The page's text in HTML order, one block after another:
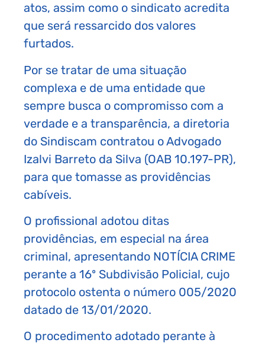
atos, assim como o sindicato acredita
que será ressarcido dos valores
furtados.
Por se tratar de uma situação
complexa e de uma entidade que
sempre busca o compromisso com a
verdade e a transparência, a diretoria
do Sindiscam contratou o Advogado
Izalvi Barreto da Silva (OAB 10.197-PR),
para que tomasse as providências
cabíveis.
O profissional adotou ditas
providências, em especial na área
criminal, apresentando NOTÍCIA CRIME
perante a 16º Subdivisão Policial, cujo
protocolo ostenta o número 005/2020
datado de 13/01/2020.
O procedimento adotado perante à